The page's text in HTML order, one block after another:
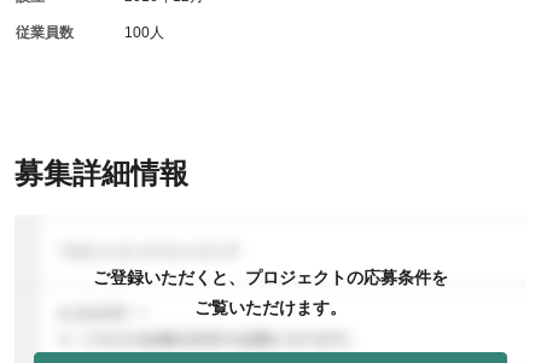
募集詳細情報
ご登録いただくと、プロジェクトの応募条件を
ご覧いただけます。
従業員数 100人